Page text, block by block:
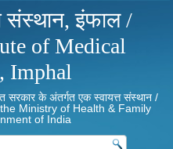
संस्थान, इंफाल /
of Medical
Imphal
सरकार के अंतर्गत एक स्वायत्त संस्थान /
Ministry of Health & Family
of India